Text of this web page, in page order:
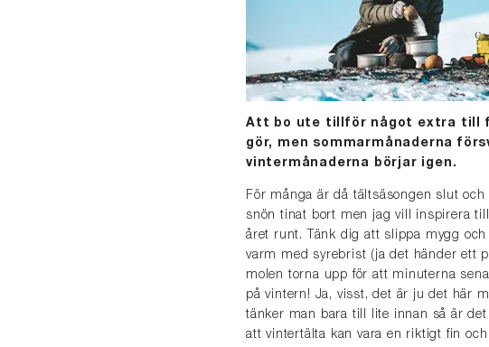
Att bo ute tillför något extra till
gör, men sommarmånaderna
vintermånaderna börjar igen.
För många är då tältsäsongen slut
snön tinat bort men jag vill inspirera
året runt. Tänk dig att slippa mygg
varm med syrebrist (ja det händer ett
molen torna upp för att minuterna
på vintern! Ja, visst, det är ju det här
tänker man bara till lite innan så är
att vintertälta kan vara en riktigt fin